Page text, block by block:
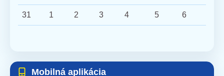
31 1 2 3 4 5 6
Mobilná aplikácia